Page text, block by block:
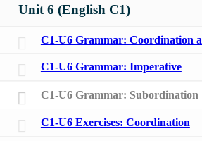
Unit 6 (English C1)
C1-U6 Grammar: Coordination
C1-U6 Grammar: Imperative
C1-U6 Grammar: Subordination
C1-U6 Exercises: Coordination